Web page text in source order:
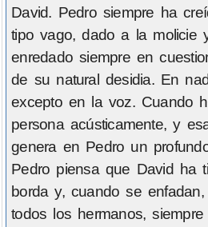
David. Pedro siempre ha
tipo vago, dado a la molicie
enredado siempre en
de su natural desidia. En
excepto en la voz. Cuando
persona acústicamente, y
genera en Pedro un
Pedro piensa que David ha
borda y, cuando se
todos los hermanos, siempre